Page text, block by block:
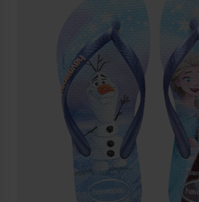
Calidad y durabilidad
Suela resistente pensada
uso intenso.
Diseño que mantiene forma y
chapuzones y arena de por
Tiras firmes que sujetan bien
Acabados cuidados para que
tras día.
Son las chanclas premium que
cuento, sin artificios: solo
que hace del verano algo